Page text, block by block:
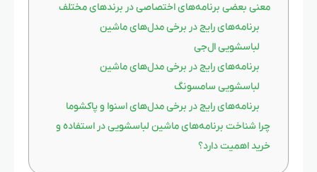
معنی بعضی برنامه‌های اختصاصی در برندهای مختلف
برنامه‌های رایج در برخی مدل‌های ماشین
لباسشویی ال‌جی
برنامه‌های رایج در برخی مدل‌های ماشین
لباسشویی سامسونگ
برنامه‌های رایج در برخی مدل‌های اسنوا و پاکشوما
چرا شناخت برنامه‌های ماشین لباسشویی در استفاده و
خرید اهمیت دارد؟